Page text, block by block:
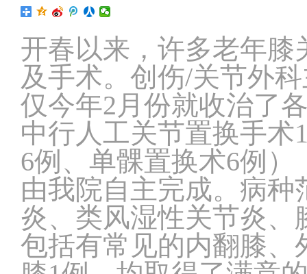
开春以来，许多老年
及手术。创伤/关节外
仅今年2月份就收治了
中行人工关节置换手术
6例、单髁置换术6例
由我院自主完成。病
炎、类风湿性关节炎
包括有常见的内翻膝、